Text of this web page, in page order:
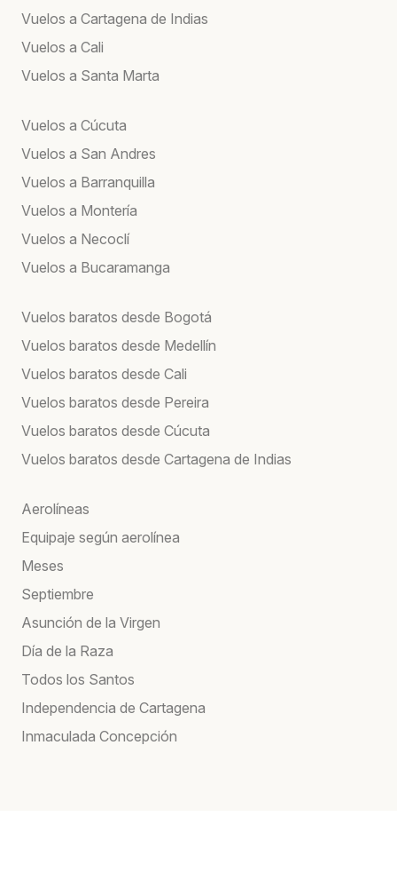
Vuelos a Cartagena de Indias
Vuelos a Cali
Vuelos a Santa Marta
Vuelos a Cúcuta
Vuelos a San Andres
Vuelos a Barranquilla
Vuelos a Montería
Vuelos a Necoclí
Vuelos a Bucaramanga
Vuelos baratos desde Bogotá
Vuelos baratos desde Medellín
Vuelos baratos desde Cali
Vuelos baratos desde Pereira
Vuelos baratos desde Cúcuta
Vuelos baratos desde Cartagena de Indias
Aerolíneas
Equipaje según aerolínea
Meses
Septiembre
Asunción de la Virgen
Día de la Raza
Todos los Santos
Independencia de Cartagena
Inmaculada Concepción